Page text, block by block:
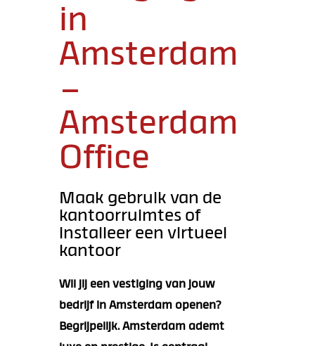
in
Amsterdam
–
Amsterdam
Office
Maak gebruik van de
kantoorruimtes of
installeer een virtueel
kantoor
Wil jij een vestiging van jouw
bedrijf in Amsterdam openen?
Begrijpelijk. Amsterdam ademt